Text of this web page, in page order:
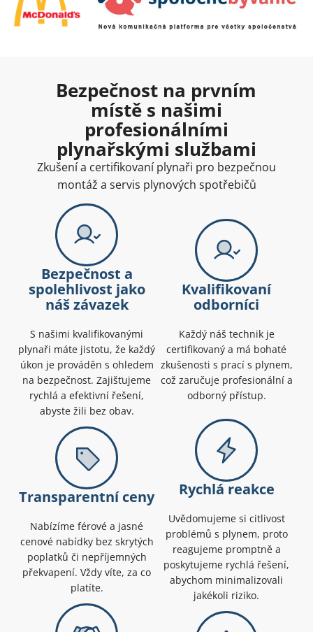
Bezpečnost na prvním
místě s našimi
profesionálními
plynařskými službami
Zkušení a certifikovaní plynaři pro bezpečnou
montáž a servis plynových spotřebičů
Bezpečnost a
spolehlivost jako
náš závazek
S našimi kvalifikovanými
plynaři máte jistotu, že každý
úkon je prováděn s ohledem
na bezpečnost. Zajišťujeme
rychlá a efektivní řešení,
abyste žili bez obav.
Kvalifikovaní
odborníci
Každý náš technik je
certifikovaný a má bohaté
zkušenosti s prací s plynem,
což zaručuje profesionální a
odborný přístup.
Transparentní ceny
Nabízíme férové a jasné
cenové nabídky bez skrytých
poplatků či nepříjemných
překvapení. Vždy víte, za co
platíte.
Rychlá reakce
Uvědomujeme si citlivost
problémů s plynem, proto
reagujeme promptně a
poskytujeme rychlá řešení,
abychom minimalizovali
jakékoli riziko.